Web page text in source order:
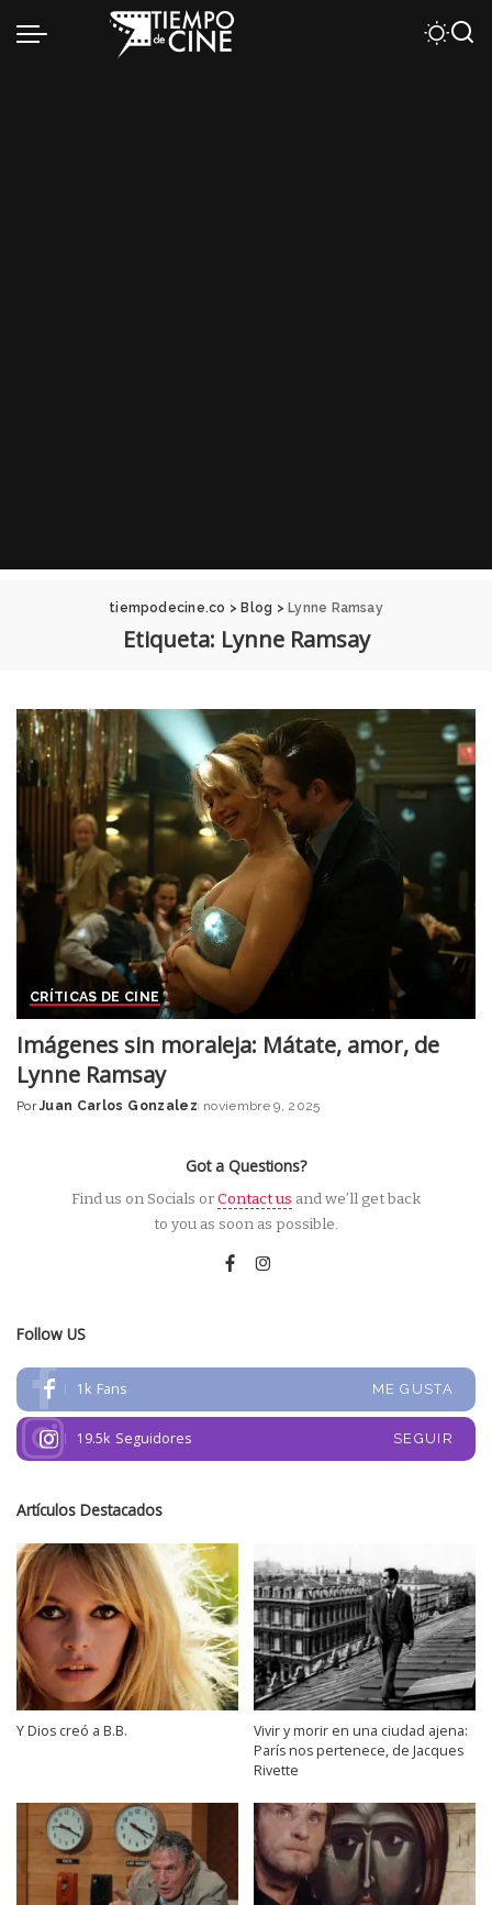
tiempodecine.co > Blog > Lynne Ramsay
Etiqueta: Lynne Ramsay
CRÍTICAS DE CINE
Imágenes sin moraleja: Mátate, amor, de
Lynne Ramsay
Posted
Por Juan Carlos Gonzalez noviembre 9, 2025
Got a Questions?
Find us on Socials orContact us and we’ll get back
to you as soon as possible.
Follow US
1k Fans ME GUSTA
19.5k Seguidores SEGUIR
Artículos Destacados
Y Dios creó a B.B.
Vivir y morir en una ciudad ajena:
París nos pertenece, de Jacques
Rivette